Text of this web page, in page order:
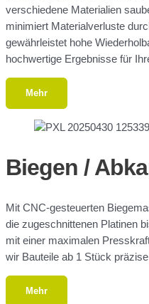
verschiedene Materialien
minimiert Materialverluste
gewährleistet hohe
hochwertige Ergebnisse für
Mehr
Biegen /
Mit CNC-gesteuerten
die zugeschnittenen Platinen
mit einer maximalen
wir Bauteile ab 1 Stück
Mehr